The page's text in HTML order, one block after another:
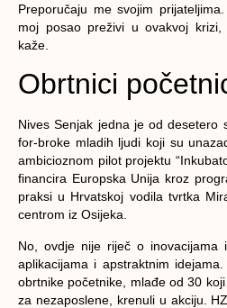
Preporučaju me svojim
moj posao preživi u ovakvoj
kaže.
Obrtnici
Nives Senjak jedna je od desetero
for-broke mladih ljudi koji su
ambicioznom pilot projektu
financira Europska Unija kroz
praksi u Hrvatskoj vodila tvrtka
centrom iz Osijeka.
No, ovdje nije riječ o inovacijama
aplikacijama i apstraktnim
obrtnike početnike, mlađe od 30
za nezaposlene, krenuli u akciju.